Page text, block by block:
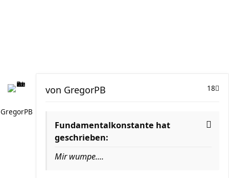
GregorPB
18
von GregorPB
Fundamentalkonstante hat
geschrieben:
Mir wumpe....